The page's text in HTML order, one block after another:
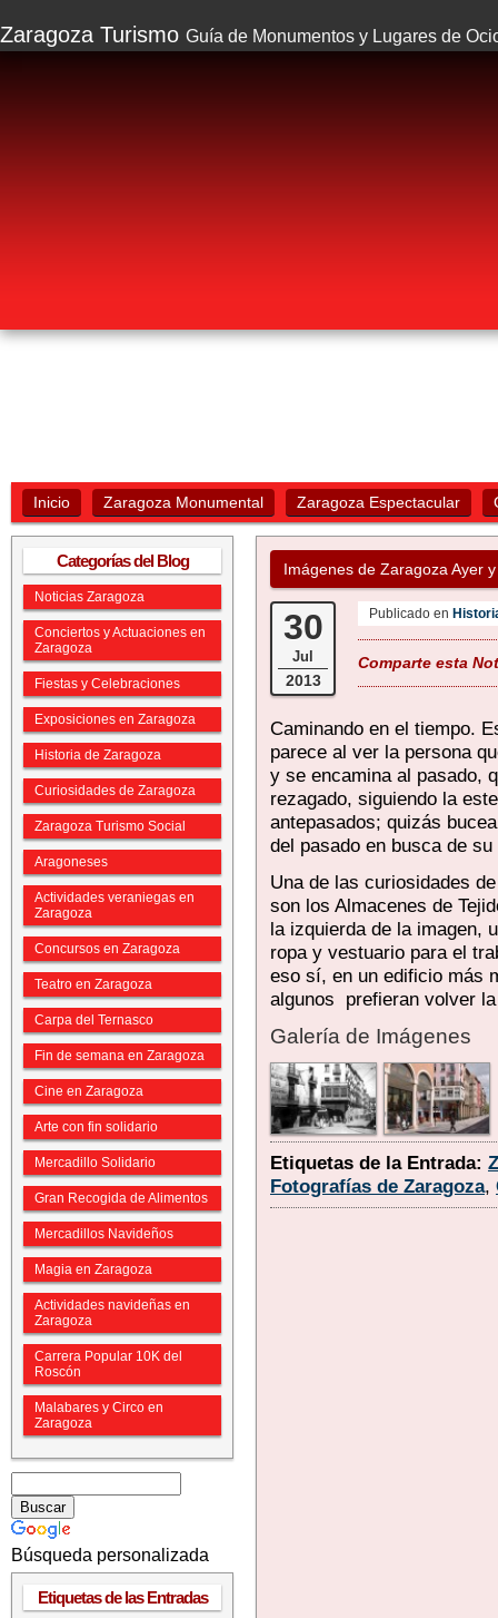
Zaragoza Turismo Guía de Monumentos y Lugares de
Inicio Zaragoza Monumental Zaragoza Espectacular
Categorías del Blog
Noticias Zaragoza
Conciertos y Actuaciones en
Zaragoza
Fiestas y Celebraciones
Exposiciones en Zaragoza
Historia de Zaragoza
Curiosidades de Zaragoza
Zaragoza Turismo Social
Aragoneses
Actividades veraniegas en
Zaragoza
Concursos en Zaragoza
Teatro en Zaragoza
Carpa del Ternasco
Fin de semana en Zaragoza
Cine en Zaragoza
Arte con fin solidario
Mercadillo Solidario
Gran Recogida de Alimentos
Mercadillos Navideños
Magia en Zaragoza
Actividades navideñas en
Zaragoza
Carrera Popular 10K del
Roscón
Malabares y Circo en
Zaragoza
Búsqueda personalizada
Etiquetas de las Entradas
Imágenes de Zaragoza Ayer
30
Jul
2013
Publicado en
Comparte esta
Caminando en el tiempo.
parece al ver la persona
y se encamina al pasado,
rezagado, siguiendo la
antepasados; quizás
del pasado en busca de su
Una de las curiosidades
son los Almacenes de
la izquierda de la imagen,
ropa y vestuario para el
eso sí, en un edificio más
algunos prefieran volver
Galería de Imágenes
Etiquetas de la Entrada:
Fotografías de Zaragoza,